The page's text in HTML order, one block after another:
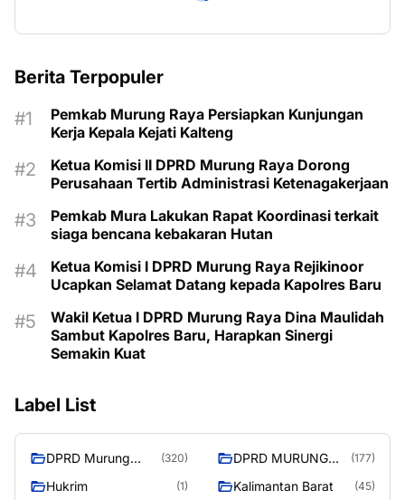
Berita Terpopuler
Pemkab Murung Raya Persiapkan Kunjungan
Kerja Kepala Kejati Kalteng
Ketua Komisi II DPRD Murung Raya Dorong
Perusahaan Tertib Administrasi Ketenagakerjaan
Pemkab Mura Lakukan Rapat Koordinasi terkait
siaga bencana kebakaran Hutan
Ketua Komisi I DPRD Murung Raya Rejikinoor
Ucapkan Selamat Datang kepada Kapolres Baru
Wakil Ketua I DPRD Murung Raya Dina Maulidah
Sambut Kapolres Baru, Harapkan Sinergi
Semakin Kuat
Label List
DPRD Murung
Raya
(320)
DPRD MURUNG
RAYA
(177)
Hukrim (1) Kalimantan Barat (45)